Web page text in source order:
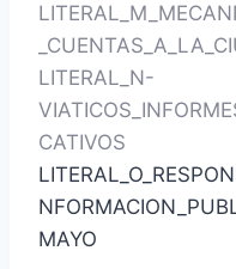
LITERAL_N-
CATIVOS
MAYO